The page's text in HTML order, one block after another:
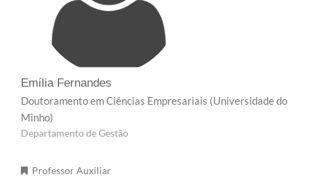
Emília Fernandes
Doutoramento em Ciências Empresariais (Universidade do
Minho)
Departamento de Gestão
Professor Auxiliar